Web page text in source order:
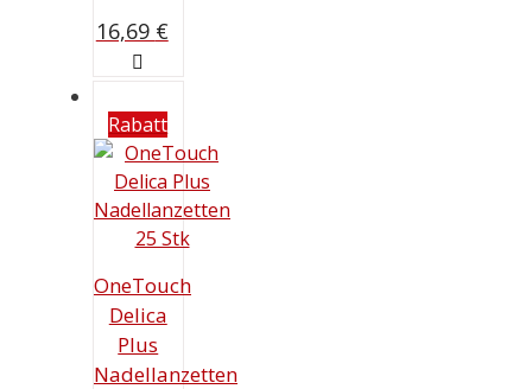
16,69 €
Rabatt
OneTouch
Delica
Plus
Nadellanzetten